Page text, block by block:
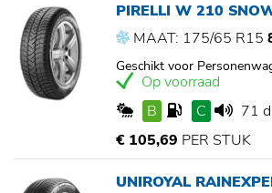
PIRELLI W 210
MAAT: 175/65 R15
Geschikt voor
Op voorraad
B
C
71
€ 105,69 PER STUK
UNIROYAL